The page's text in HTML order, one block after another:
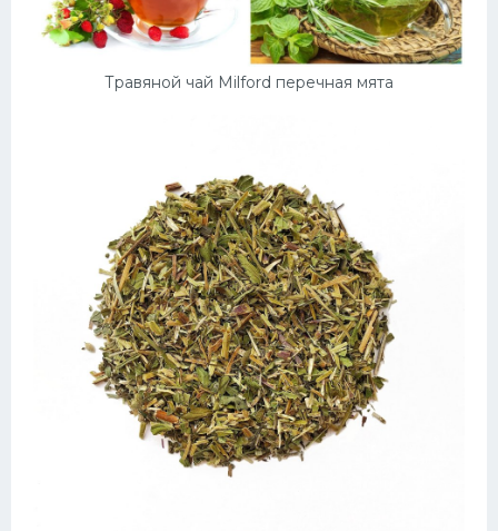
Травяной чай Milford перечная мята